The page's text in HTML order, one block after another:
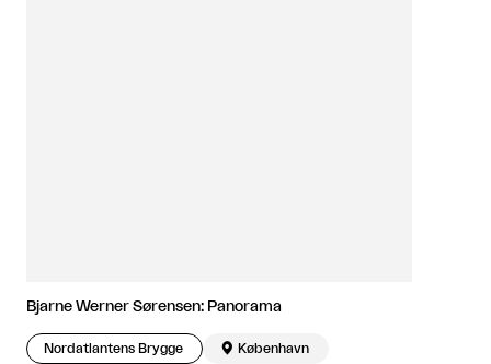
Bjarne Werner Sørensen: Panorama
Nordatlantens Brygge  København